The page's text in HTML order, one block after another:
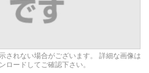
されない場合がございます。 詳細な画像は
ロードしてご確認下さい。